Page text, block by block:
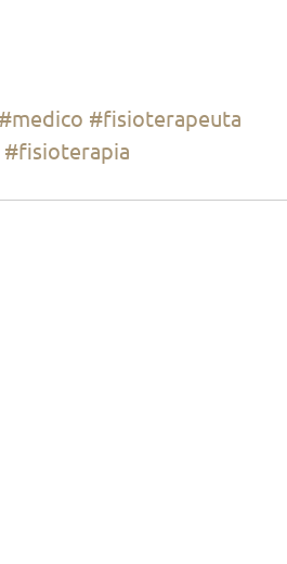
#medico #fisioterapeuta
#fisioterapia